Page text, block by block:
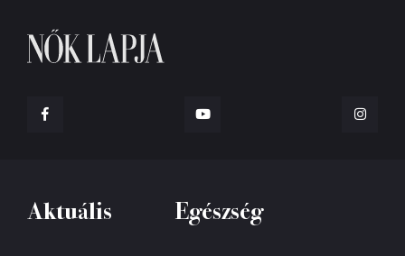
Aktuális Egészség